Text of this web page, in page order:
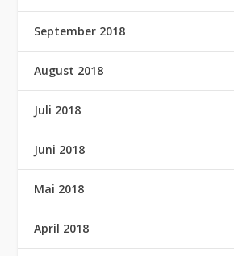
September 2018
August 2018
Juli 2018
Juni 2018
Mai 2018
April 2018